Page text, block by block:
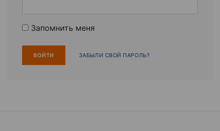
Запомнить меня
ЗАБЫЛИ СВОЙ ПАРОЛЬ?